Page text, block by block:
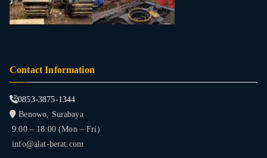
Contact Information
0853-3875-1344
Benowo, Surabaya
9:00 – 18:00 (Mon – Fri)
info@alat-berat.com